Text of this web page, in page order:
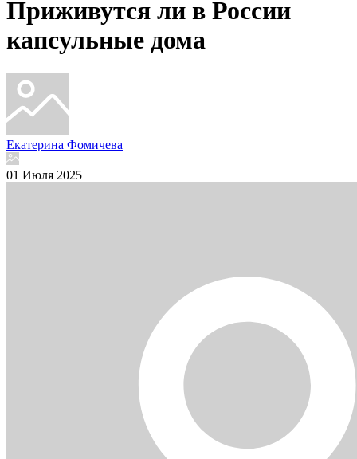
Приживутся ли в России
капсульные дома
Екатерина Фомичева
01 Июля 2025